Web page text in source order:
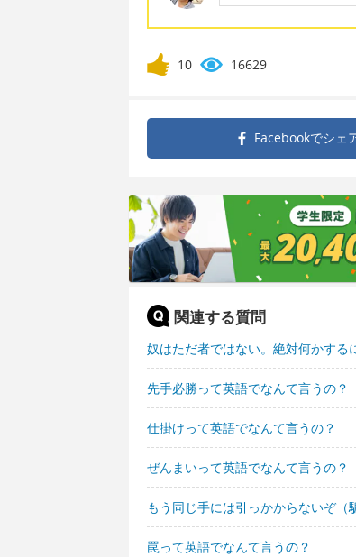
10 16629
Facebookでシェ
関連する質問
奴はただ者ではない。絶対何かする
先手必勝って英語でなんて言うの？
仕掛けって英語でなんて言うの？
ぜんまいって英語でなんて言うの？
もう同じ手には引っかからないぞ
罠って英語でなんて言うの？